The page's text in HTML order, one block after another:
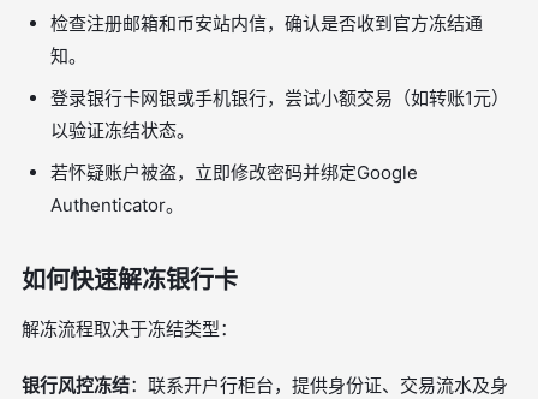
检查注册邮箱和币安站内信，确认是否收到官方冻结通
知。
登录银行卡网银或手机银行，尝试小额交易（如转账1元）
以验证冻结状态。
若怀疑账户被盗，立即修改密码并绑定Google
Authenticator。
如何快速解冻银行卡
解冻流程取决于冻结类型：
银行风控冻结：联系开户行柜台，提供身份证、交易流水及身